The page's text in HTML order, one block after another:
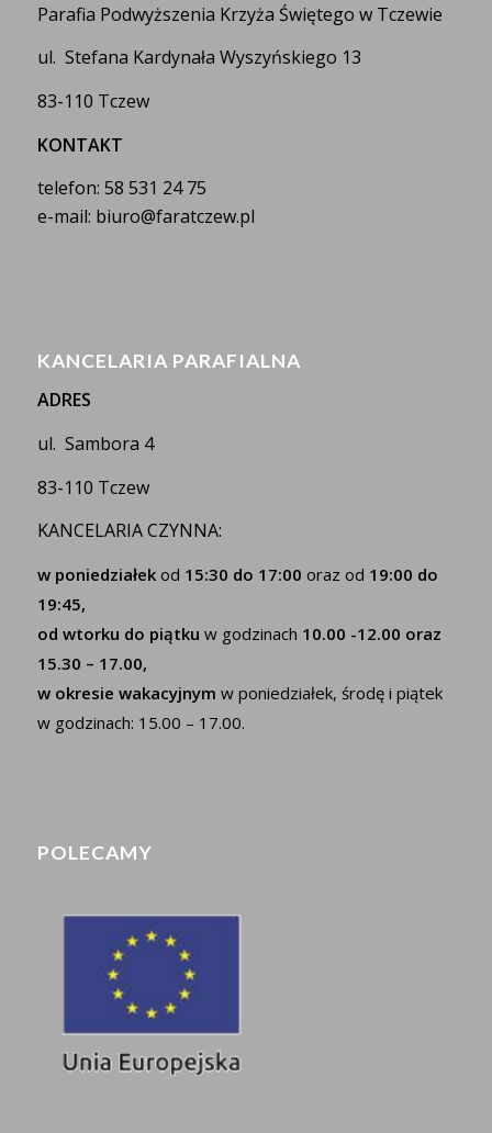
Parafia Podwyższenia Krzyża Świętego w Tczewie
ul. Stefana Kardynała Wyszyńskiego 13
83-110 Tczew
KONTAKT
telefon: 58 531 24 75
e-mail: biuro@faratczew.pl
KANCELARIA PARAFIALNA
ADRES
ul. Sambora 4
83-110 Tczew
KANCELARIA CZYNNA:
w poniedziałekod 15:30 do 17:00 oraz od 19:00 do
19:45,
od wtorku do piątku w godzinach 10.00 -12.00 oraz
15.30 – 17.00,
w okresie wakacyjnym w poniedziałek, środę i piątek
w godzinach: 15.00 – 17.00.
POLECAMY